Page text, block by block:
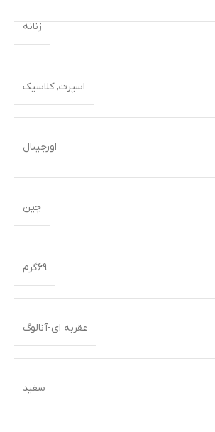
زنانه
اسپرت,کلاسیک
اورجینال
چین
69گرم
عقربه ای-آنالوگ
سفید